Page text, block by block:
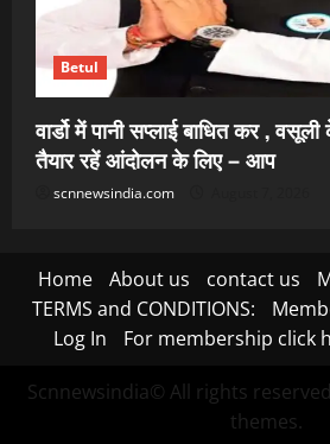
Betul
वार्डो में पानी सप्लाई बाधित कर ,
तैयार रहें आंदोलन के लिए – आप
scnnewsindia.com
Home About us contact us
TERMS and CONDITIONS:
Log In
For membership click
Scnnewsindia© All rights
themes.